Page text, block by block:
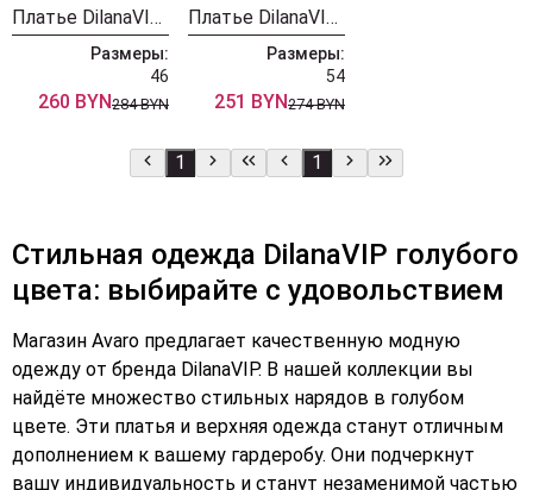
Платье DilanaVIP 2073
Размеры:
46
260 BYN284 BYN
Платье DilanaVIP 2033 голубой
Размеры:
54
251 BYN274 BYN
1 1
Стильная одежда DilanaVIP голубого
цвета: выбирайте с удовольствием
Магазин Avaro предлагает качественную модную
одежду от бренда DilanaVIP. В нашей коллекции вы
найдёте множество стильных нарядов в голубом
цвете. Эти платья и верхняя одежда станут отличным
дополнением к вашему гардеробу. Они подчеркнут
вашу индивидуальность и станут незаменимой частью